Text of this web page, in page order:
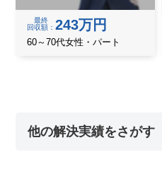
最終
回収額
243万円
60～70代女性・パート
他の解決実績をさがす